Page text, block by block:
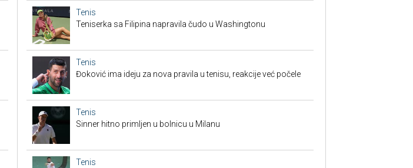
Tenis
Teniserka sa Filipina napravila čudo u Washingtonu
Tenis
Đoković ima ideju za nova pravila u tenisu, reakcije već počele
Tenis
Sinner hitno primljen u bolnicu u Milanu
Tenis